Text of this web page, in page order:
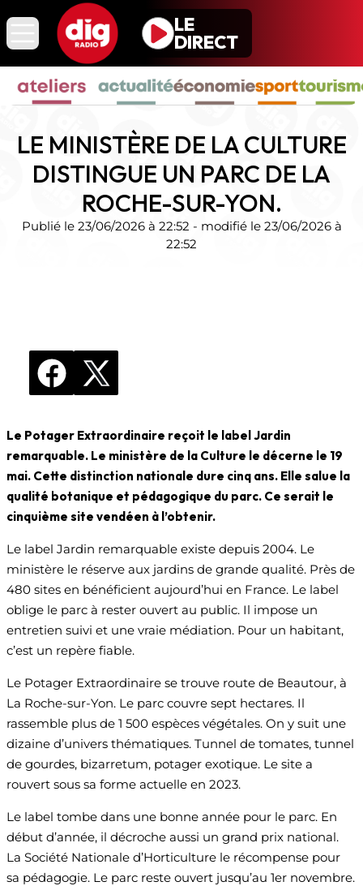
to
content
LE
DIRECTsur-Yon
Dig Radio Les Sables-
d’Olonne
Dig Radio Challans
Dig Radio Nord Vendée
LE MINISTÈRE DE LA CULTURE
DISTINGUE UN PARC DE LA
ROCHE-SUR-YON.
Publié le 23/06/2026 à 22:52 - modifié le 23/06/2026 à
22:52
Le Potager Extraordinaire reçoit le label Jardin
remarquable. Le ministère de la Culture le décerne le 19
mai. Cette distinction nationale dure cinq ans. Elle salue la
qualité botanique et pédagogique du parc. Ce serait le
cinquième site vendéen à l’obtenir.
Le label Jardin remarquable existe depuis 2004. Le
ministère le réserve aux jardins de grande qualité. Près de
480 sites en bénéficient aujourd’hui en France. Le label
oblige le parc à rester ouvert au public. Il impose un
entretien suivi et une vraie médiation. Pour un habitant,
c’est un repère fiable.
Le Potager Extraordinaire se trouve route de Beautour, à
La Roche-sur-Yon. Le parc couvre sept hectares. Il
rassemble plus de 1 500 espèces végétales. On y suit une
dizaine d’univers thématiques. Tunnel de tomates, tunnel
de gourdes, bizarretum, potager exotique. Le site a
rouvert sous sa forme actuelle en 2023.
Le label tombe dans une bonne année pour le parc. En
début d’année, il décroche aussi un grand prix national.
La Société Nationale d’Horticulture le récompense pour
sa pédagogie. Le parc reste ouvert jusqu’au 1er novembre.